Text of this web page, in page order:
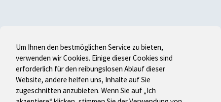
Um Ihnen den bestmöglichen Service zu bieten,
verwenden wir Cookies. Einige dieser Cookies sind
erforderlich für den reibungslosen Ablauf dieser
Website, andere helfen uns, Inhalte auf Sie
zugeschnitten anzubieten. Wenn Sie auf „Ich